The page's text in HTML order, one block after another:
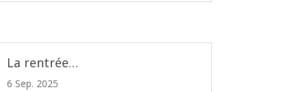
La rentrée…
6 Sep. 2025